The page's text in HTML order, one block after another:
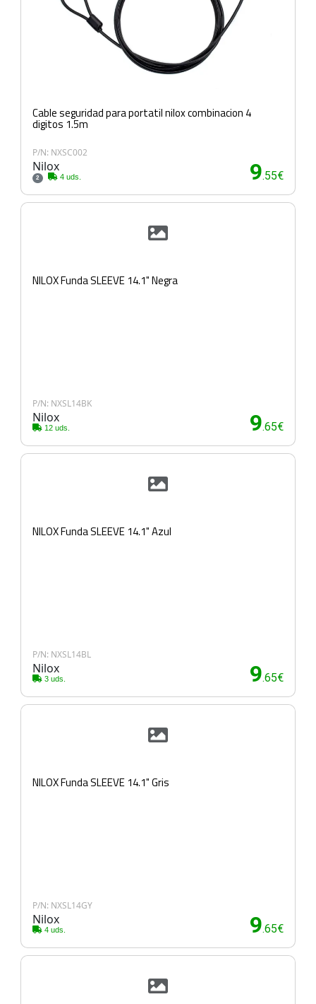
Cable seguridad para portatil nilox combinacion 4
digitos 1.5m
P/N: NXSC002
Nilox
2 4 uds. 9.55€
NILOX Funda SLEEVE 14.1" Negra
P/N: NXSL14BK
Nilox
12 uds. 9.65€
NILOX Funda SLEEVE 14.1" Azul
P/N: NXSL14BL
Nilox
3 uds. 9.65€
NILOX Funda SLEEVE 14.1" Gris
P/N: NXSL14GY
Nilox
4 uds. 9.65€